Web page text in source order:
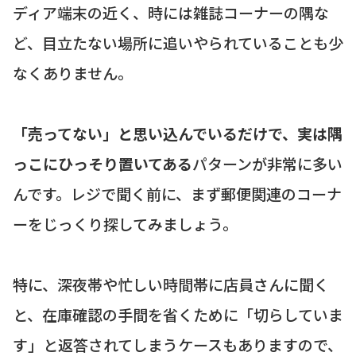
ディア端末の近く、時には雑誌コーナーの隅な
ど、目立たない場所に追いやられていることも少
なくありません。
「売ってない」と思い込んでいるだけで、実は隅
っこにひっそり置いてあるパターンが非常に多い
んです。レジで聞く前に、まず郵便関連のコーナ
ーをじっくり探してみましょう。
特に、深夜帯や忙しい時間帯に店員さんに聞く
と、在庫確認の手間を省くために「切らしていま
す」と返答されてしまうケースもありますので、